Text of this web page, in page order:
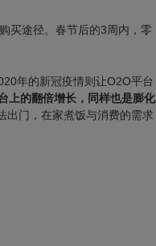
买途径。春节后的3周内，零
年的新冠疫情则让O2O平台
上的翻倍增长，同样也是膨化
出门，在家煮饭与消费的需求